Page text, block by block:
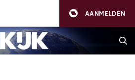
AANMELDEN